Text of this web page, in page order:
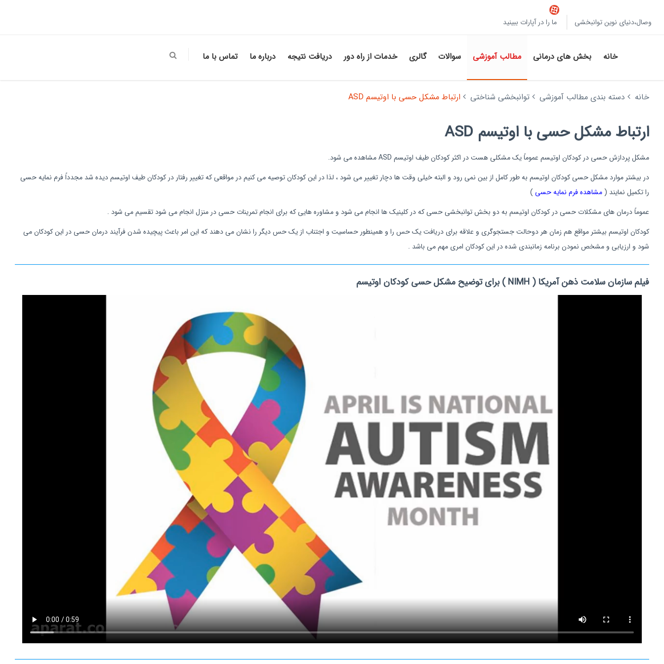
وصال،دنیای نوین توانبخشی ما را در آپارات ببینید
خانه بخش های درمانی مطالب آموزشی سوالات گالری خدمات از راه دور دریافت نتیجه درباره ما تماس با ما
خانه دسته بندی مطالب آموزشی توانبخشی شناختی ارتباط مشکل حسی با اوتیسم ASD
ارتباط مشکل حسی با اوتیسم ASD
مشکل پردازش حسی در کودکان اوتیسم عموماً یک مشکلی هست در اکثر کودکان طیف اوتیسم ASD مشاهده می شود.
در بیشتر موارد مشکل حسی کودکان اوتیسم به طور کامل از بین نمی رود و البته خیلی وقت ها دچار تغییر می شود ، لذا در این کودکان توصیه می کنیم در مواقعی که تغییر رفتار در کودکان طیف اوتیسم دیده شد مجدداً فرم نمایه حسی
را تکمیل نمایند ( مشاهده فرم نمایه حسی )
عموماً درمان های مشکلات حسی در کودکان اوتیسم به دو بخش توانبخشی حسی که در کلینیک ها انجام می شود و مشاوره هایی که برای انجام تمرینات حسی در منزل انجام می شود تقسیم می شود .
کودکان اوتیسم بیشتر مواقع هم زمان هر دوحالت جستجوگری و علاقه برای دریافت یک حس را و همینطور حساسیت و اجتناب از یک حس دیگر را نشان می دهند که این امر باعث پیچیده شدن فرآیند درمان حسی در این کودکان می
شود و ارزیابی و مشخص نمودن برنامه زمانبندی شده در این کودکان امری مهم می باشد .
فیلم سازمان سلامت ذهن آمریکا ( NIMH ) برای توضیح مشکل حسی کودکان اوتیسم